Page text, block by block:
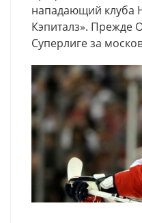
нападающий клуба
Кэпиталз». Прежде
Суперлиге за